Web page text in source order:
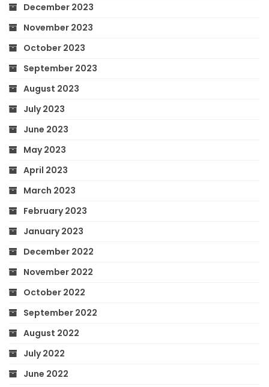
December 2023
November 2023
October 2023
September 2023
August 2023
July 2023
June 2023
May 2023
April 2023
March 2023
February 2023
January 2023
December 2022
November 2022
October 2022
September 2022
August 2022
July 2022
June 2022